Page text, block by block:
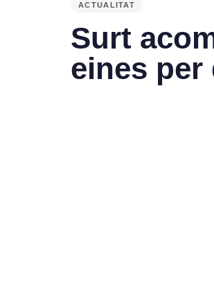
ACTUALITAT
Surt
eines